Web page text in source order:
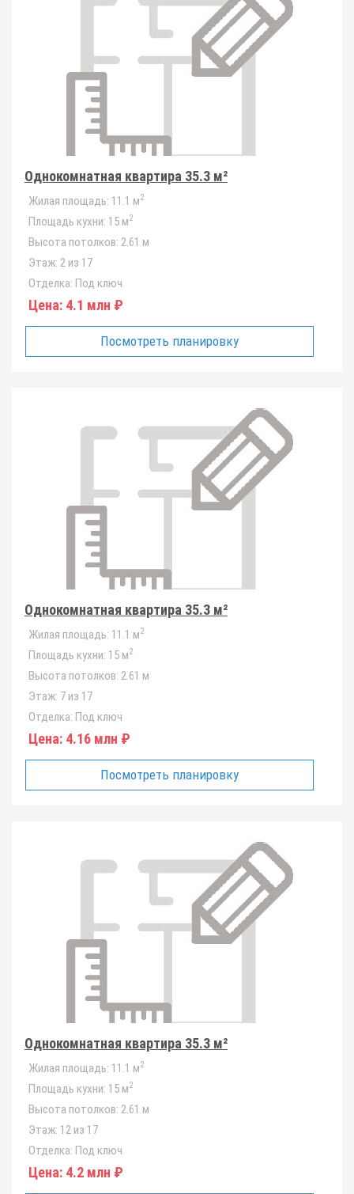
Однокомнатная квартира 35.3 м²
Жилая площадь: 11.1 м2
Площадь кухни: 15 м2
Высота потолков: 2.61 м
Этаж: 2 из 17
Отделка: Под ключ
Цена: 4.1 млн ₽
Посмотреть планировку
Однокомнатная квартира 35.3 м²
Жилая площадь: 11.1 м2
Площадь кухни: 15 м2
Высота потолков: 2.61 м
Этаж: 7 из 17
Отделка: Под ключ
Цена: 4.16 млн ₽
Посмотреть планировку
Однокомнатная квартира 35.3 м²
Жилая площадь: 11.1 м2
Площадь кухни: 15 м2
Высота потолков: 2.61 м
Этаж: 12 из 17
Отделка: Под ключ
Цена: 4.2 млн ₽